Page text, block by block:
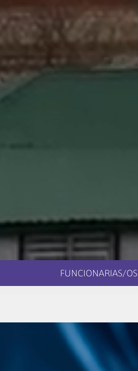
FUNCIONARIAS/OS